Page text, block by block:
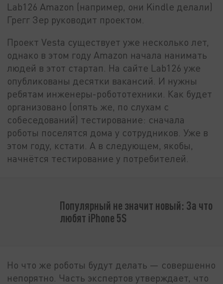
Lab126 Amazon (например, они Kindle делали)
Грегг Зер руководит проектом.
Проект Vesta существует уже несколько лет,
однако в этом году Amazon начала нанимать
людей в этот стартап. На сайте Lab126 уже
опубликованы десятки вакансий. И нужны
ребятам инженеры-робототехники. Как будет
организовано (опять же, по слухам с
собеседований) тестирование: сначала
роботы поселятся дома у сотрудников. Уже в
этом году, кстати. А в следующем, якобы,
начнётся тестирование у потребителей.
Популярный не значит новый: За что
любят iPhone 5S
Но что же роботы будут делать — совершенно
непорятно. Часть экспертов утверждает, что